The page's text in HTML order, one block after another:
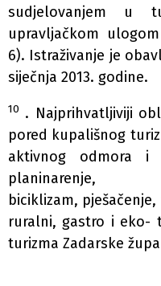
sudjelovanjem u
upravljačkom
6). Istraživanje je
siječnja 2013. godine.
10 . Najprihvatljiviji
pored kupališnog
aktivnog odmora i
planinarenje,
biciklizam,
ruralni, gastro i eko-
turizma Zadarske